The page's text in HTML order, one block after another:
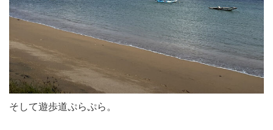
そして遊歩道ぷらぷら。